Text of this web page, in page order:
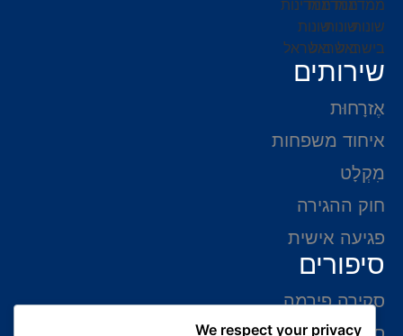
שירותים
אֶזרָחוּת
איחוד משפחות
מִקְלָט
חוק ההגירה
פגיעה אישית
סיפורים
סקירה פירמה
We respect your privacy